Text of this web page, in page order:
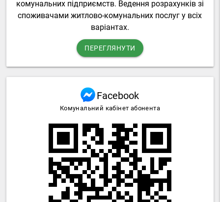
комунальних підприємств. Ведення розрахунків зі
споживачами житлово-комунальних послуг у всіх
варіантах.
ПЕРЕГЛЯНУТИ
Facebook
Комунальний кабінет абонента